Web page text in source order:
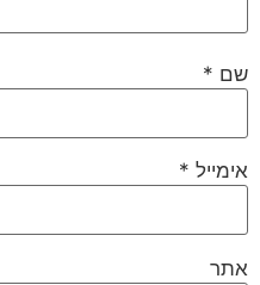
שם *
אימייל *
אתר